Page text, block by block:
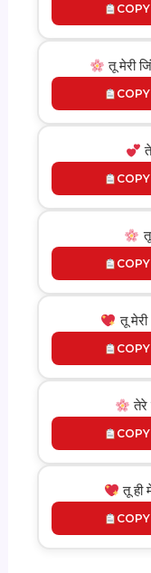
COPY
तू मेरी
COPY
COPY
COPY
तू
COPY
तेरे
COPY
तू ही
COPY